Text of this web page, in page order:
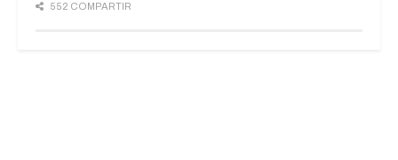
552 COMPARTIR